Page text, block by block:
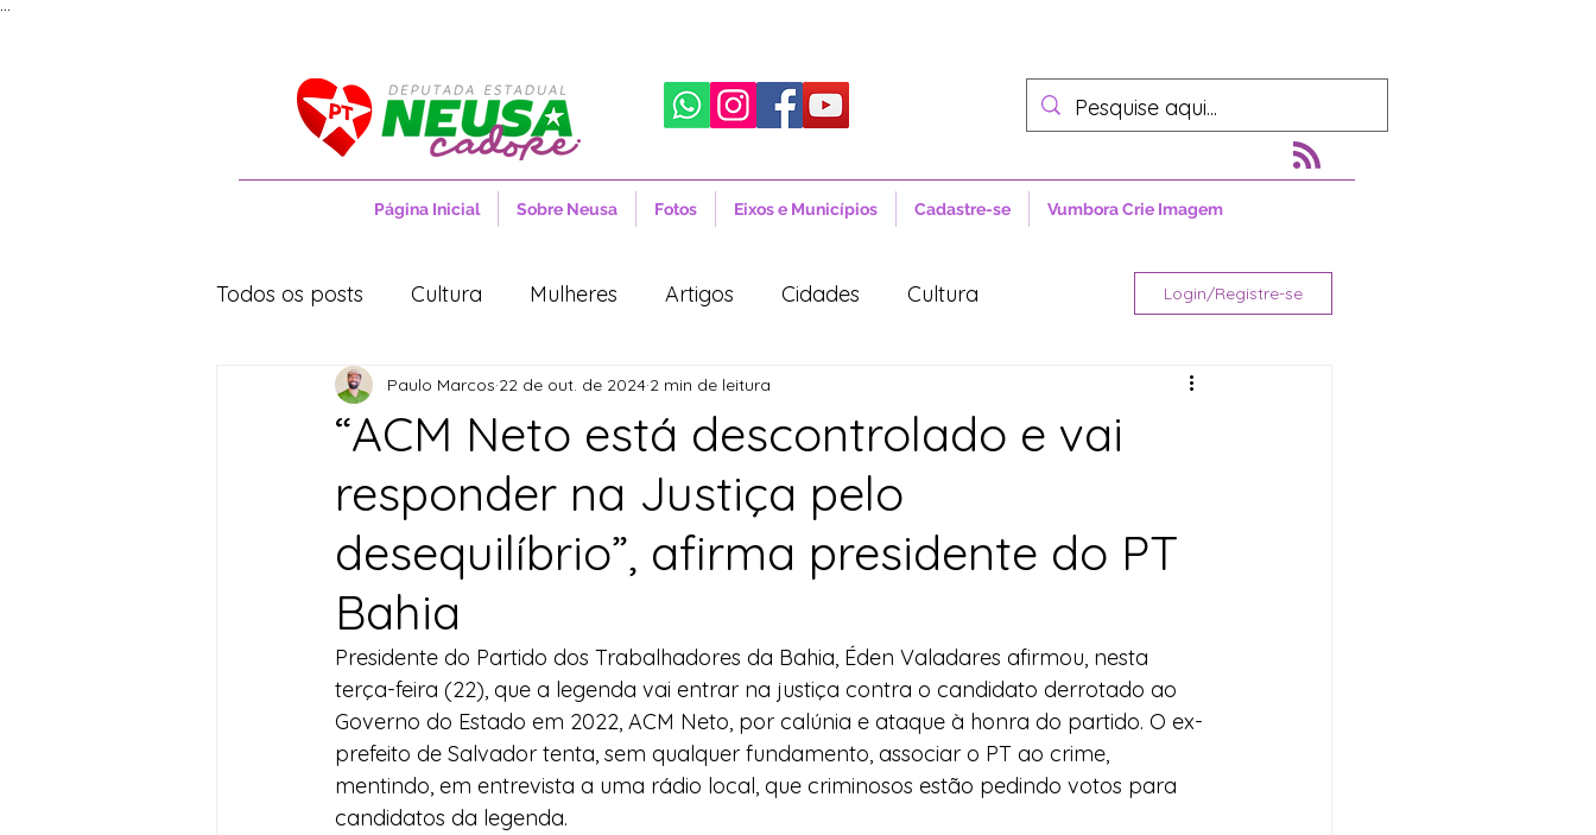
Página Inicial Sobre Neusa Fotos Eixos e Municípios Cadastre-se Vumbora Crie Imagem
Todos os posts Cultura Mulheres Artigos Cidades Cultura
Entrevistas Movimentos Sociais Notícias
Cidades Cultura Saúde Projetos de Lei Política
Desenvolvimento Territorial Indicação Água Agricultura Familiar
Imprensa Assistência Social Agricultura Familiar Defesa Civil
Nota de Pesar Segurança Alimentar Direitos Humanos Esporte
Login/Registre-se
“ACM Neto está descontrolado e vai
responder na Justiça pelo
desequilíbrio”, afirma presidente do PT
Bahia
Paulo Marcos 22 de out. de 2024 2 min de leitura
Presidente do Partido dos Trabalhadores da Bahia, Éden Valadares afirmou, nesta
terça-feira (22), que a legenda vai entrar na justiça contra o candidato derrotado ao
Governo do Estado em 2022, ACM Neto, por calúnia e ataque à honra do partido. O ex-
prefeito de Salvador tenta, sem qualquer fundamento, associar o PT ao crime,
mentindo, em entrevista a uma rádio local, que criminosos estão pedindo votos para
candidatos da legenda.